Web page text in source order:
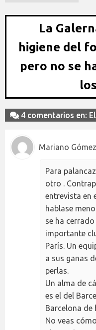
La
higiene del
pero no se
4 comentarios en:
Mariano Gómez
Para
otro .
entrevista en
hablase
se ha
importante
París. Un
a sus ganas
perlas.
Un alma de
es el del
Barcelona de
No veas